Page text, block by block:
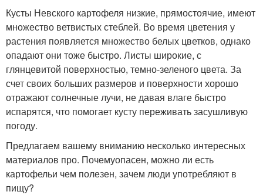
Кусты Невского картофеля низкие, прямостоячие, имеют
множество ветвистых стеблей. Во время цветения у
растения появляется множество белых цветков, однако
опадают они тоже быстро. Листы широкие, с
глянцевитой поверхностью, темно-зеленого цвета. За
счет своих больших размеров и поверхности хорошо
отражают солнечные лучи, не давая влаге быстро
испарятся, что помогает кусту переживать засушливую
погоду.
Предлагаем вашему вниманию несколько интересных
материалов про. Почемуопасен, можно ли есть
картофельи чем полезен, зачем люди употребляют в
пищу?